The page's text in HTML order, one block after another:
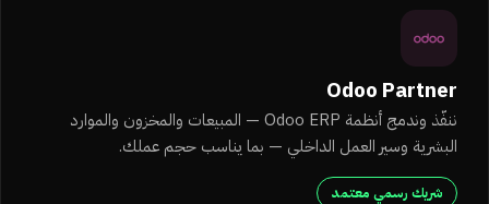
Odoo Partner
ننفّذ وندمج أنظمة Odoo ERP — المبيعات والمخزون والموارد
البشرية وسير العمل الداخلي — بما يناسب حجم عملك.
شريك رسمي معتمد